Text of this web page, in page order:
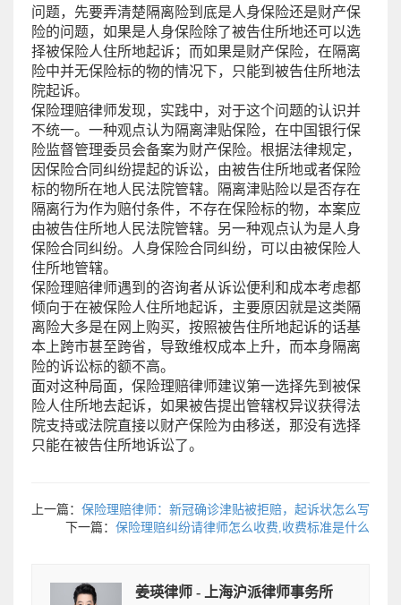
问题，先要弄清楚隔离险到底是人身保险还是财产保
险的问题，如果是人身保险除了被告住所地还可以选
择被保险人住所地起诉；而如果是财产保险，在隔离
险中并无保险标的物的情况下，只能到被告住所地法
院起诉。
保险理赔律师发现，实践中，对于这个问题的认识并
不统一。一种观点认为隔离津贴保险，在中国银行保
险监督管理委员会备案为财产保险。根据法律规定，
因保险合同纠纷提起的诉讼，由被告住所地或者保险
标的物所在地人民法院管辖。隔离津贴险以是否存在
隔离行为作为赔付条件，不存在保险标的物，本案应
由被告住所地人民法院管辖。另一种观点认为是人身
保险合同纠纷。人身保险合同纠纷，可以由被保险人
住所地管辖。
保险理赔律师遇到的咨询者从诉讼便利和成本考虑都
倾向于在被保险人住所地起诉，主要原因就是这类隔
离险大多是在网上购买，按照被告住所地起诉的话基
本上跨市甚至跨省，导致维权成本上升，而本身隔离
险的诉讼标的额不高。
面对这种局面，保险理赔律师建议第一选择先到被保
险人住所地去起诉，如果被告提出管辖权异议获得法
院支持或法院直接以财产保险为由移送，那没有选择
只能在被告住所地诉讼了。
上一篇： 保险理赔律师：新冠确诊津贴被拒赔，起诉状怎么写
下一篇： 保险理赔纠纷请律师怎么收费,收费标准是什么
姜瑛律师 - 上海沪派律师事务所